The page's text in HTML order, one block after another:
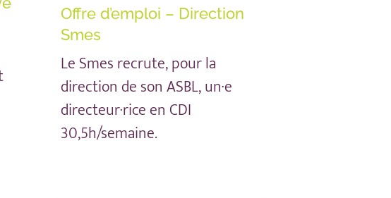
Offre d’emploi – Direction
Smes
Le Smes recrute, pour la
direction de son ASBL, un·e
directeur·rice en CDI
30,5h/semaine.